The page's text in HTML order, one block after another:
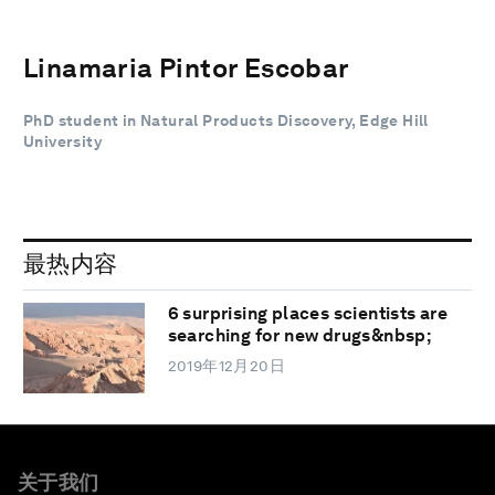
Linamaria Pintor Escobar
PhD student in Natural Products Discovery, Edge Hill
University
最热内容
6 surprising places scientists are
searching for new drugs&nbsp;
2019年12月20日
关于我们